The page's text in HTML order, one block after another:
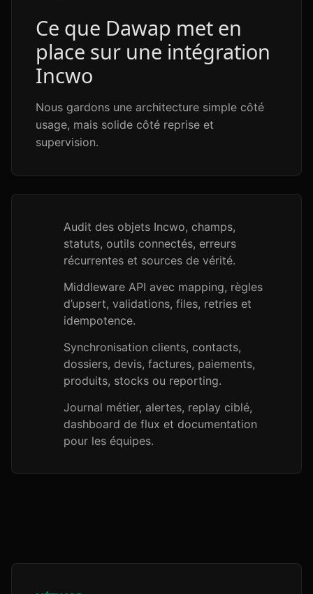
Ce que Dawap met en
place sur une intégration
Incwo
Nous gardons une architecture simple côté
usage, mais solide côté reprise et
supervision.
Audit des objets Incwo, champs,
statuts, outils connectés, erreurs
récurrentes et sources de vérité.
Middleware API avec mapping, règles
d’upsert, validations, files, retries et
idempotence.
Synchronisation clients, contacts,
dossiers, devis, factures, paiements,
produits, stocks ou reporting.
Journal métier, alertes, replay ciblé,
dashboard de flux et documentation
pour les équipes.